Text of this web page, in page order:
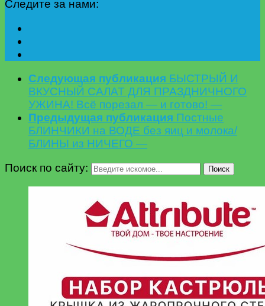
Следите за нами:
Следующая публикация БЫСТРЫЙ И
ВКУСНЫЙ САЛАТ ДЛЯ ПРАЗДНИЧНОГО
УЖИНА! Всё порезал — и готово! —
Предыдущая публикация Постные
БЛИНЧИКИ на ВОДЕ без яиц и молока/
БЛИНЫ из НИЧЕГО —
Поиск по сайту:
Поиск